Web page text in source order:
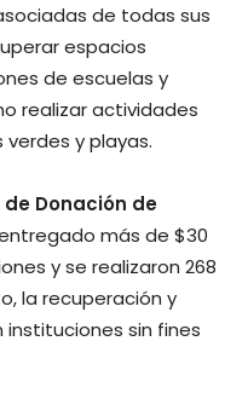
de todas sus
espacios
de escuelas y
realizar actividades
y playas.
de Donación de
más de $30
y se realizaron 268
la recuperación y
sin fines